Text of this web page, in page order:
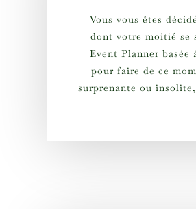
Vous vous êtes
dont votre moitié se
Event Planner
pour faire de ce
surprenante ou